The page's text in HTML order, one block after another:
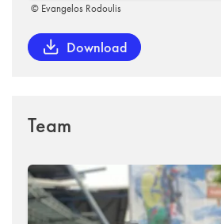
© Evangelos Rodoulis
Download
Team